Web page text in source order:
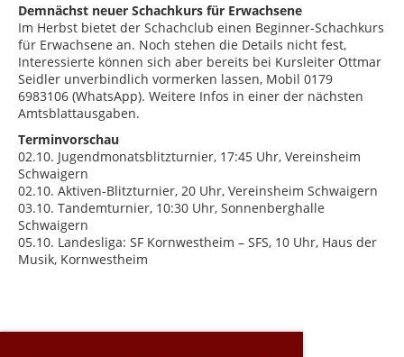
Demnächst neuer Schachkurs für Erwachsene
Im Herbst bietet der Schachclub einen Beginner-Schachkurs
für Erwachsene an. Noch stehen die Details nicht fest,
Interessierte können sich aber bereits bei Kursleiter Ottmar
Seidler unverbindlich vormerken lassen, Mobil 0179
6983106 (WhatsApp). Weitere Infos in einer der nächsten
Amtsblattausgaben.
Terminvorschau
02.10. Jugendmonatsblitzturnier, 17:45 Uhr, Vereinsheim
Schwaigern
02.10. Aktiven-Blitzturnier, 20 Uhr, Vereinsheim Schwaigern
03.10. Tandemturnier, 10:30 Uhr, Sonnenberghalle
Schwaigern
05.10. Landesliga: SF Kornwestheim – SFS, 10 Uhr, Haus der
Musik, Kornwestheim